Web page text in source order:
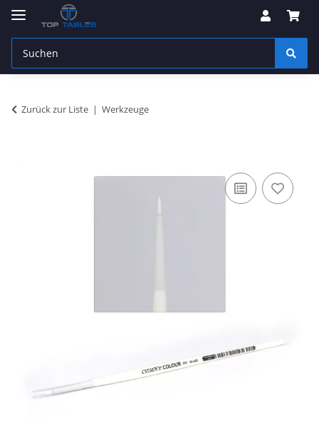
Zurück zur Liste Werkzeuge